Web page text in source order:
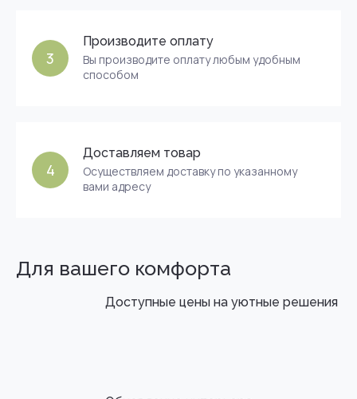
3
Производите оплату
Вы производите оплату любым удобным
способом
4
Доставляем товар
Осуществляем доставку по указанному
вами адресу
Для вашего комфорта
Доступные цены на уютные решения